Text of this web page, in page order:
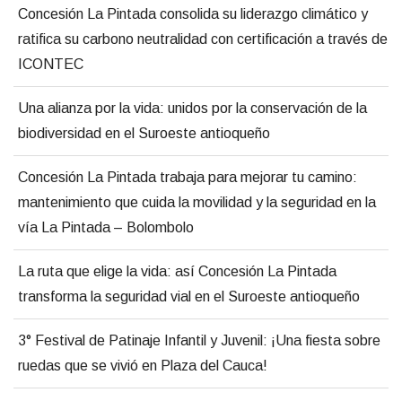
Concesión La Pintada consolida su liderazgo climático y
ratifica su carbono neutralidad con certificación a través de
ICONTEC
Una alianza por la vida: unidos por la conservación de la
biodiversidad en el Suroeste antioqueño
Concesión La Pintada trabaja para mejorar tu camino:
mantenimiento que cuida la movilidad y la seguridad en la
vía La Pintada – Bolombolo
La ruta que elige la vida: así Concesión La Pintada
transforma la seguridad vial en el Suroeste antioqueño
3° Festival de Patinaje Infantil y Juvenil: ¡Una fiesta sobre
ruedas que se vivió en Plaza del Cauca!